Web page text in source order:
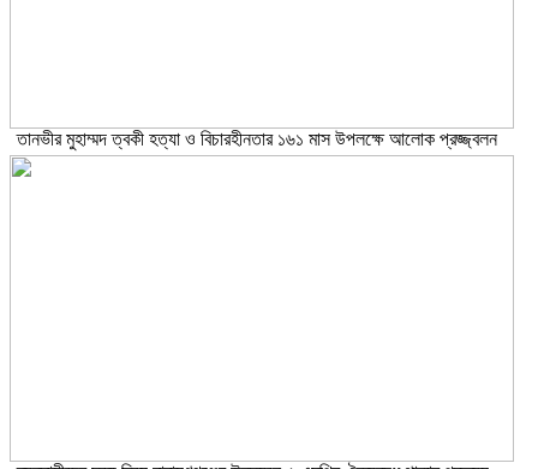
তানভীর মুহাম্মদ ত্বকী হত্যা ও বিচারহীনতার ১৬১ মাস উপলক্ষে আলোক প্রজ্জ্বলন